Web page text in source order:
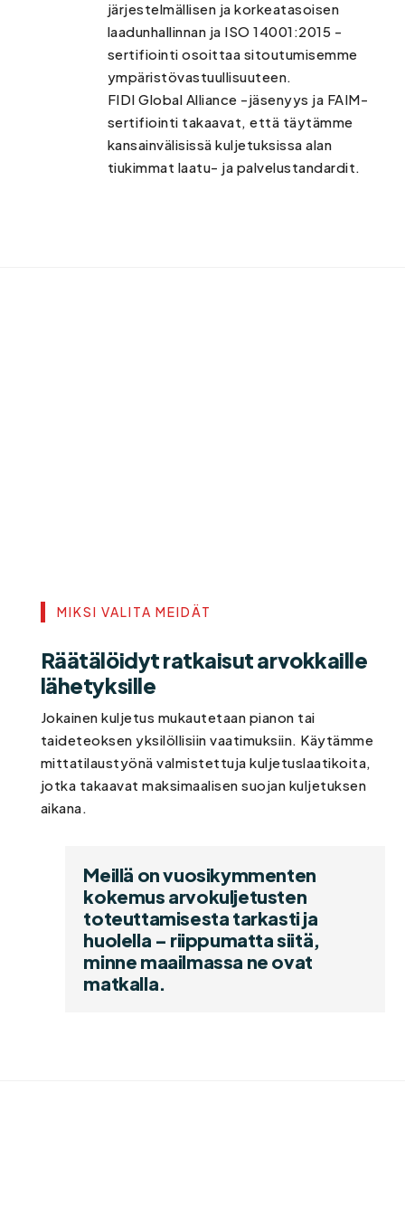
järjestelmällisen ja korkeatasoisen
laadunhallinnan ja ISO 14001:2015 -
sertifiointi osoittaa sitoutumisemme
ympäristövastuullisuuteen.
FIDI Global Alliance -jäsenyys ja FAIM-
sertifiointi takaavat, että täytämme
kansainvälisissä kuljetuksissa alan
tiukimmat laatu- ja palvelustandardit.
MIKSI VALITA MEIDÄT
Räätälöidyt ratkaisut arvokkaille
lähetyksille
Jokainen kuljetus mukautetaan pianon tai
taideteoksen yksilöllisiin vaatimuksiin. Käytämme
mittatilaustyönä valmistettuja kuljetuslaatikoita,
jotka takaavat maksimaalisen suojan kuljetuksen
aikana.
Meillä on vuosikymmenten
kokemus arvokuljetusten
toteuttamisesta tarkasti ja
huolella – riippumatta siitä,
minne maailmassa ne ovat
matkalla.